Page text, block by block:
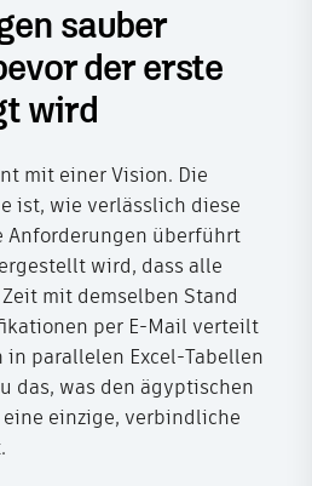
sauber
der erste
wird
mit einer Vision. Die
ist, wie verlässlich diese
Anforderungen überführt
wird, dass alle
mit demselben Stand
per E-Mail verteilt
parallelen Excel-Tabellen
das, was den ägyptischen
einzige, verbindliche